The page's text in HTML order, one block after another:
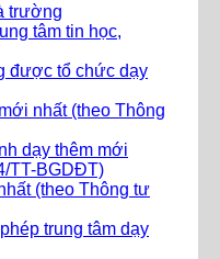
trường
tâm tin học,
được tổ chức dạy
nhất (theo Thông
dạy thêm mới
TT-BGDĐT)
(theo Thông tư
trung tâm dạy